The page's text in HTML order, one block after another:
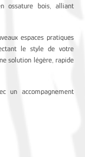
ossature bois, alliant
espaces pratiques
le style de votre
solution légère, rapide
un accompagnement